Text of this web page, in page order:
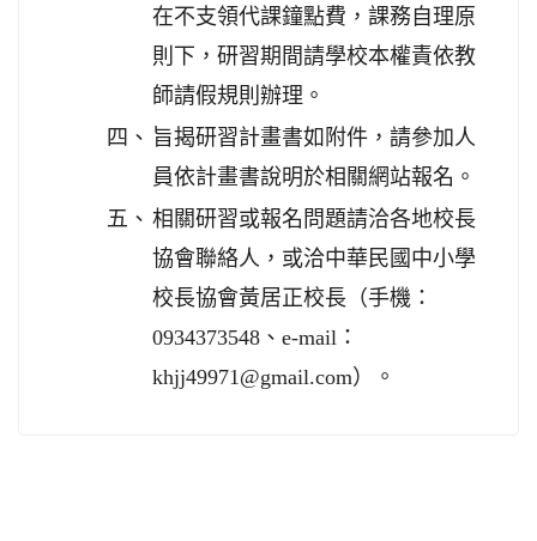
在不支領代課鐘點費，課務自理原
則下，研習期間請學校本權責依教
師請假規則辦理。
四、 旨揭研習計畫書如附件，請參加人
員依計畫書說明於相關網站報名。
五、 相關研習或報名問題請洽各地校長
協會聯絡人，或洽中華民國中小學
校長協會黃居正校長（手機：
0934373548、e-mail：
khjj49971@gmail.com）。